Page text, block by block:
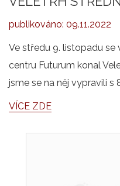
publikováno: 09.11.2022
Ve středu 9. listopadu
centru Futurum konal
jsme se na něj vypravili s
VÍCE ZDE